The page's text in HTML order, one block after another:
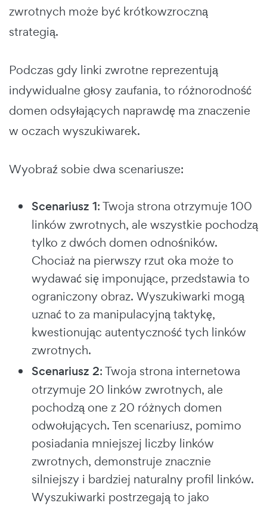
zwrotnych może być krótkowzroczną
strategią.
Podczas gdy linki zwrotne reprezentują
indywidualne głosy zaufania, to różnorodność
domen odsyłających naprawdę ma znaczenie
w oczach wyszukiwarek.
Wyobraź sobie dwa scenariusze:
Scenariusz 1: Twoja strona otrzymuje 100
linków zwrotnych, ale wszystkie pochodzą
tylko z dwóch domen odnośników.
Chociaż na pierwszy rzut oka może to
wydawać się imponujące, przedstawia to
ograniczony obraz. Wyszukiwarki mogą
uznać to za manipulacyjną taktykę,
kwestionując autentyczność tych linków
zwrotnych.
Scenariusz 2: Twoja strona internetowa
otrzymuje 20 linków zwrotnych, ale
pochodzą one z 20 różnych domen
odwołujących. Ten scenariusz, pomimo
posiadania mniejszej liczby linków
zwrotnych, demonstruje znacznie
silniejszy i bardziej naturalny profil linków.
Wyszukiwarki postrzegają to jako